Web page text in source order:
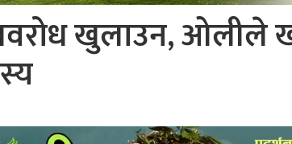
खुलाउन, ओलीले